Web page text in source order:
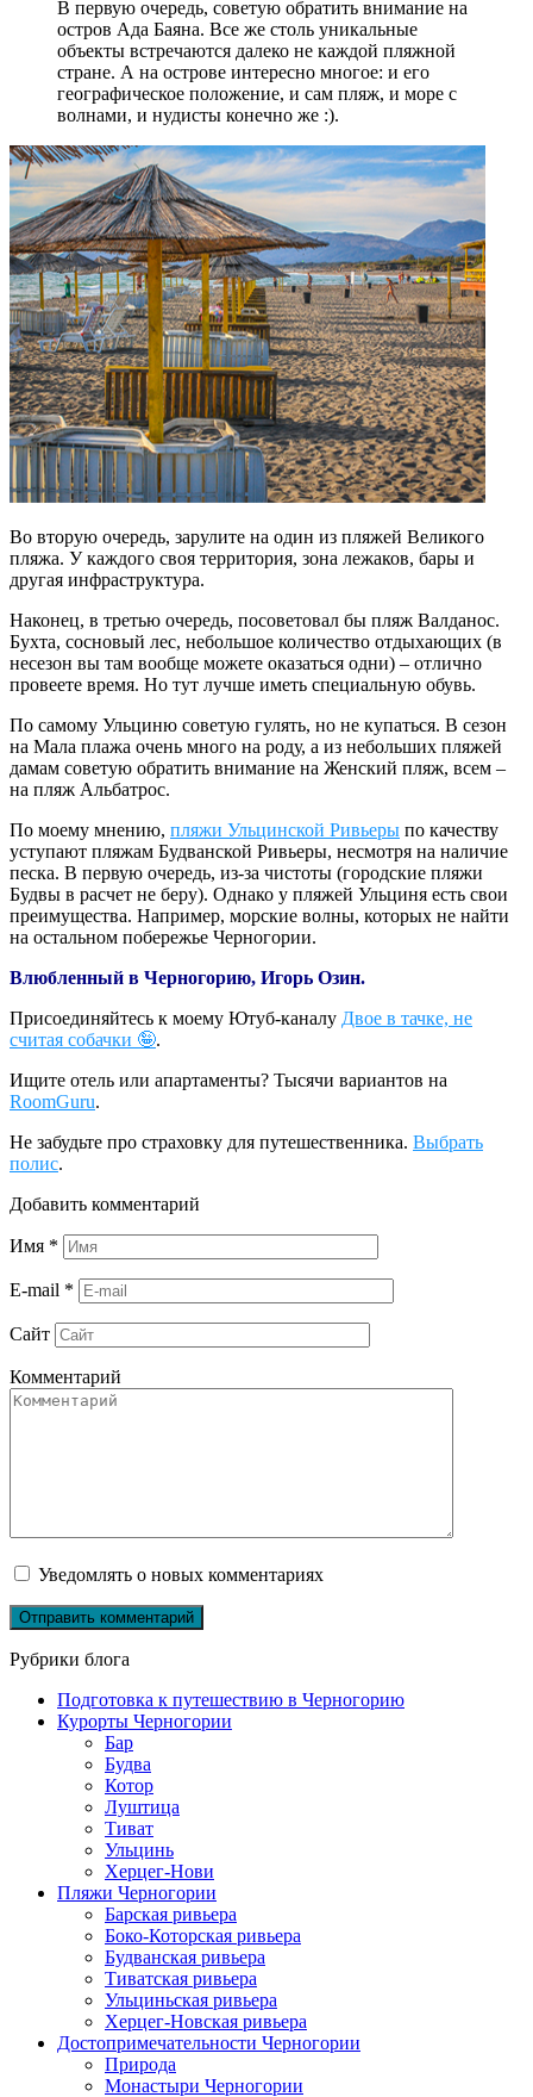
В первую очередь, советую обратить внимание на
остров Ада Баяна. Все же столь уникальные
объекты встречаются далеко не каждой пляжной
стране. А на острове интересно многое: и его
географическое положение, и сам пляж, и море с
волнами, и нудисты конечно же :).
Во вторую очередь, зарулите на один из пляжей Великого
пляжа. У каждого своя территория, зона лежаков, бары и
другая инфраструктура.
Наконец, в третью очередь, посоветовал бы пляж Валданос.
Бухта, сосновый лес, небольшое количество отдыхающих (в
несезон вы там вообще можете оказаться одни) – отлично
провеете время. Но тут лучше иметь специальную обувь.
По самому Ульциню советую гулять, но не купаться. В сезон
на Мала плажа очень много на роду, а из небольших пляжей
дамам советую обратить внимание на Женский пляж, всем –
на пляж Альбатрос.
По моему мнению, пляжи Ульцинской Ривьеры по качеству
уступают пляжам Будванской Ривьеры, несмотря на наличие
песка. В первую очередь, из-за чистоты (городские пляжи
Будвы в расчет не беру). Однако у пляжей Ульциня есть свои
преимущества. Например, морские волны, которых не найти
на остальном побережье Черногории.
Влюбленный в Черногорию, Игорь Озин.
Присоединяйтесь к моему Ютуб-каналу Двое в тачке, не
считая собачки 🤪.
Ищите отель или апартаменты? Тысячи вариантов на
RoomGuru.
Не забудьте про страховку для путешественника. Выбрать
полис.
Добавить комментарий
Имя *
E-mail *
Сайт
Комментарий
Уведомлять о новых комментариях
Рубрики блога
Подготовка к путешествию в Черногорию
Курорты Черногории
Бар
Будва
Котор
Луштица
Тиват
Ульцинь
Херцег-Нови
Пляжи Черногории
Барская ривьера
Боко-Которская ривьера
Будванская ривьера
Тиватская ривьера
Ульциньская ривьера
Херцег-Новская ривьера
Достопримечательности Черногории
Природа
Монастыри Черногории